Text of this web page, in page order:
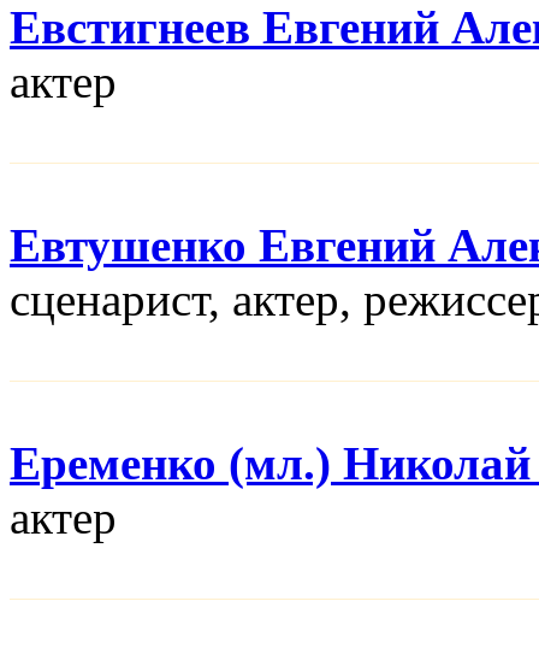
Евстигнеев Евгений
актер
Евтушенко Евгений
сценарист, актер,
Еременко (мл.)
актер